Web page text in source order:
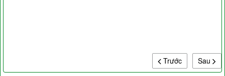
Sau
Trước